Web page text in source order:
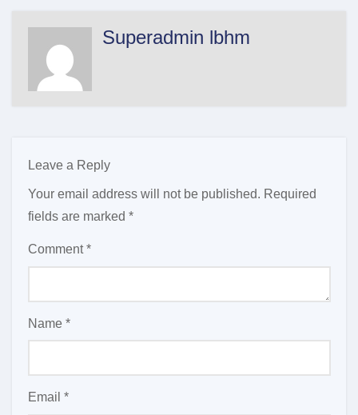
Superadmin lbhm
Leave a Reply
Your email address will not be published. Required
fields are marked *
Comment*
Name *
Email *